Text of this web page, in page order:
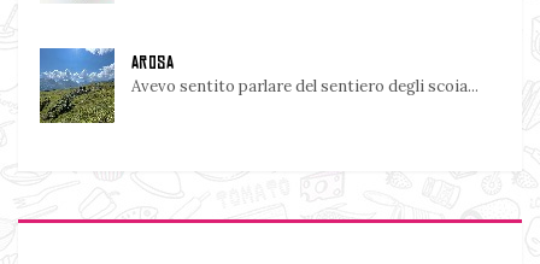
AROSA
Avevo sentito parlare del sentiero degli scoia...